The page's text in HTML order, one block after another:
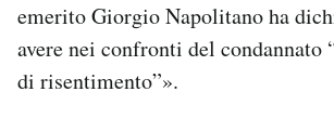
emerito Giorgio Napolitano ha
avere nei confronti del condannato
di risentimento”».